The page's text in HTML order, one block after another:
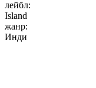
лейбл:
Island
жанр:
Инди